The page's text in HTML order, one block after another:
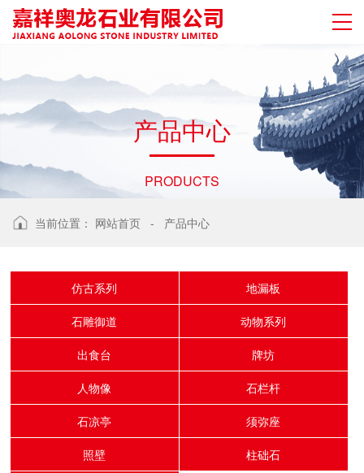
产品中心
PRODUCTS
当前位置： 网站首页 - 产品中心
仿古系列 地漏板
石雕御道 动物系列
出食台 牌坊
人物像 石栏杆
石凉亭 须弥座
照壁 柱础石